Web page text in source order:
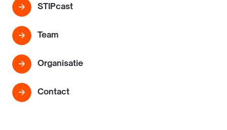
STIPcast
Team
Organisatie
Contact